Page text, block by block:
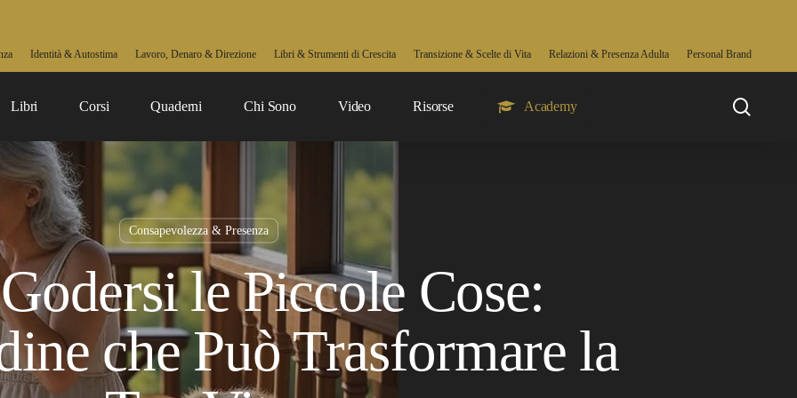
Identità & Autostima Lavoro, Denaro & Direzione Libri & Strumenti di Crescita Transizione & Scelte di Vita Relazioni & Presenza Adulta Personal Brand
Libri Corsi Quaderni Chi Sono Video Risorse Academy
Consapevolezza & Presenza
le Piccole Cose:
che Può Trasformare la